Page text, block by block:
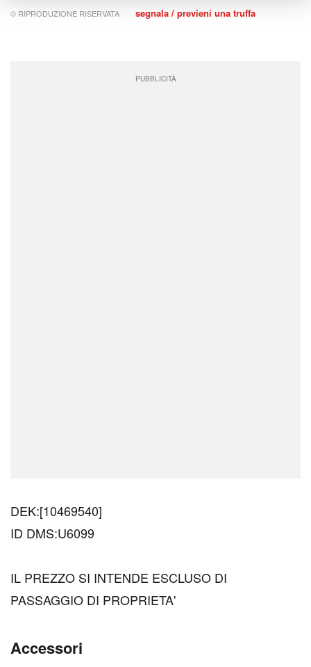
© RIPRODUZIONE RISERVATA segnala / previeni una truffa
PUBBLICITÀ
DEK:[10469540]
ID DMS:U6099
IL PREZZO SI INTENDE ESCLUSO DI
PASSAGGIO DI PROPRIETA'
Accessori